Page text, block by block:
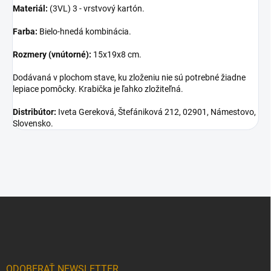
Materiál: (3VL) 3 - vrstvový kartón.
Farba: Bielo-hnedá kombinácia.
Rozmery (vnútorné): 15x19x8 cm.
Dodávaná v plochom stave, ku zloženiu nie sú potrebné žiadne
lepiace pomôcky. Krabička je ľahko zložiteľná.
Distribútor: Iveta Gereková, Štefániková 212, 02901, Námestovo,
Slovensko.